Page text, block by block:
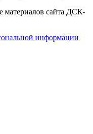
материалов сайта ДСК-
информации